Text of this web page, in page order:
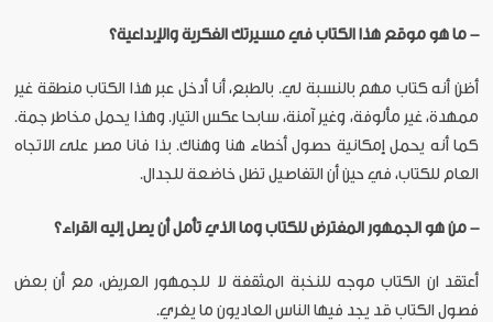
- ما هو موقع هذا الكتاب في مسيرتك الفكرية والإبداعية؟
أظن أنه كتاب مهم بالنسبة لي. بالطبع، أنا أدخل عبر هذا الكتاب منطقة غير
ممهدة، غير مألوفة، وغير آمنة، سابحا عكس التيار. وهذا يحمل مخاطر جمة.
كما أنه يحمل إمكانية حصول أخطاء هنا وهناك. بذا فانا مصر على الاتجاه
العام للكتاب، في حين أن التفاصيل تظل خاضعة للجدال.
- من هو الجمهور المفترض للكتاب وما الذي تأمل أن يصل إليه القراء؟
أعتقد ان الكتاب موجه للنخبة المثقفة لا للجمهور العريض، مع أن بعض
فصول الكتاب قد يجد فيها الناس العاديون ما يغري.